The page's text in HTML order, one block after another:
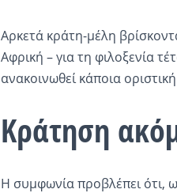
Αρκετά κράτη-μέλη
Αφρική – για τη φιλοξενία
ανακοινωθεί κάποια
Κράτηση
Η συμφωνία προβλέπει ότι,